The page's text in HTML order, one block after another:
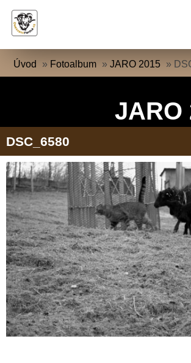
Úvod » Fotoalbum »JARO 2015 »
JARO
DSC_6580